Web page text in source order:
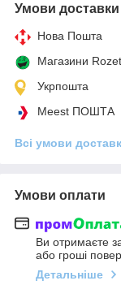
Умови доставки
Нова Пошта
Магазини
Укрпошта
Meest ПОШТА
Всі умови
Умови оплати
Ви отримаєте
або гроші
Детальніше